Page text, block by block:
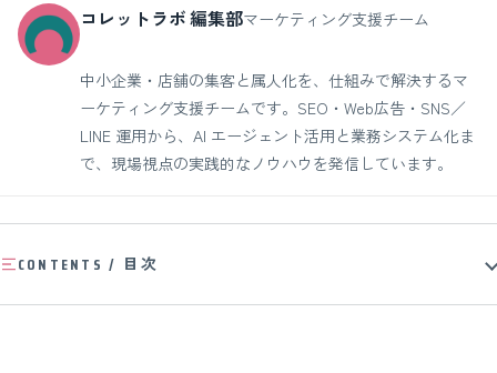
コレットラボ 編集部マーケティング支援チーム
中小企業・店舗の集客と属人化を、仕組みで解決するマ
ーケティング支援チームです。SEO・Web広告・SNS／
LINE 運用から、AI エージェント活用と業務システム化ま
で、現場視点の実践的なノウハウを発信しています。
CONTENTS / 目次